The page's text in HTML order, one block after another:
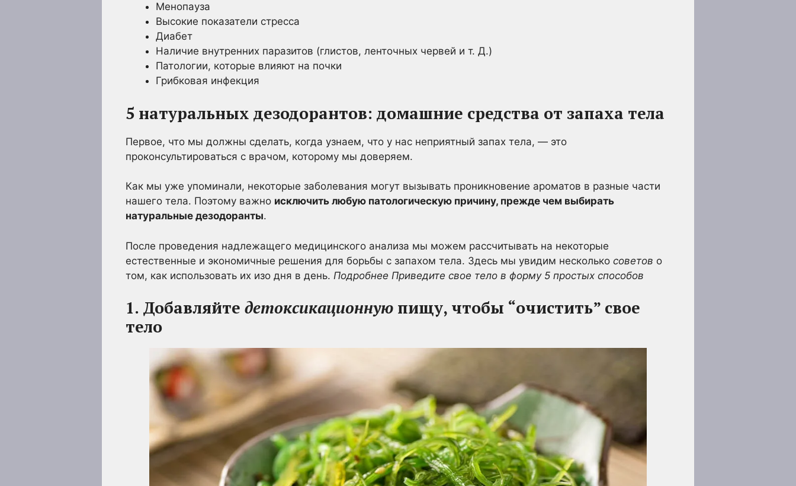
Менопауза
Высокие показатели стресса
Диабет
Наличие внутренних паразитов (глистов, ленточных червей и т. Д.)
Патологии, которые влияют на почки
Грибковая инфекция
5 натуральных дезодорантов: домашние средства от запаха тела
Первое, что мы должны сделать, когда узнаем, что у нас неприятный запах тела, — это
проконсультироваться с врачом, которому мы доверяем.
Как мы уже упоминали, некоторые заболевания могут вызывать проникновение ароматов в разные части
нашего тела. Поэтому важно исключить любую патологическую причину, прежде чем выбирать
натуральные дезодоранты.
После проведения надлежащего медицинского анализа мы можем рассчитывать на некоторые
естественные и экономичные решения для борьбы с запахом тела. Здесь мы увидим несколько советов о
том, как использовать их изо дня в день. Подробнее Приведите свое тело в форму 5 простых способов
1. Добавляйте детоксикационную пищу, чтобы “очистить” свое
тело